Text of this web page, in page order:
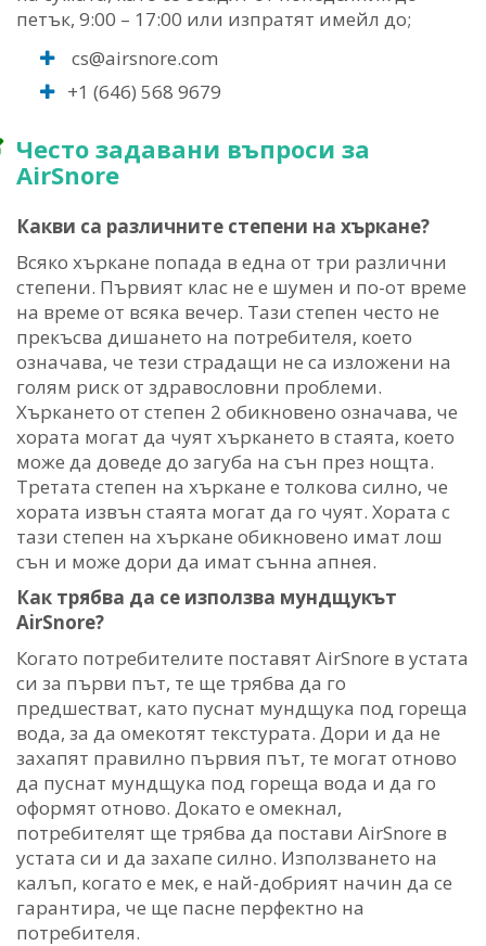
петък, 9:00 – 17:00 или изпратят имейл до;
cs@airsnore.com
+1 (646) 568 9679
Често задавани въпроси за
AirSnore
Какви са различните степени на хъркане?
Всяко хъркане попада в една от три различни
степени. Първият клас не е шумен и по-от време
на време от всяка вечер. Тази степен често не
прекъсва дишането на потребителя, което
означава, че тези страдащи не са изложени на
голям риск от здравословни проблеми.
Хъркането от степен 2 обикновено означава, че
хората могат да чуят хъркането в стаята, което
може да доведе до загуба на сън през нощта.
Третата степен на хъркане е толкова силно, че
хората извън стаята могат да го чуят. Хората с
тази степен на хъркане обикновено имат лош
сън и може дори да имат сънна апнея.
Как трябва да се използва мундщукът
AirSnore?
Когато потребителите поставят AirSnore в устата
си за първи път, те ще трябва да го
предшестват, като пуснат мундщука под гореща
вода, за да омекотят текстурата. Дори и да не
захапят правилно първия път, те могат отново
да пуснат мундщука под гореща вода и да го
оформят отново. Докато е омекнал,
потребителят ще трябва да постави AirSnore в
устата си и да захапе силно. Използването на
калъп, когато е мек, е най-добрият начин да се
гарантира, че ще пасне перфектно на
потребителя.